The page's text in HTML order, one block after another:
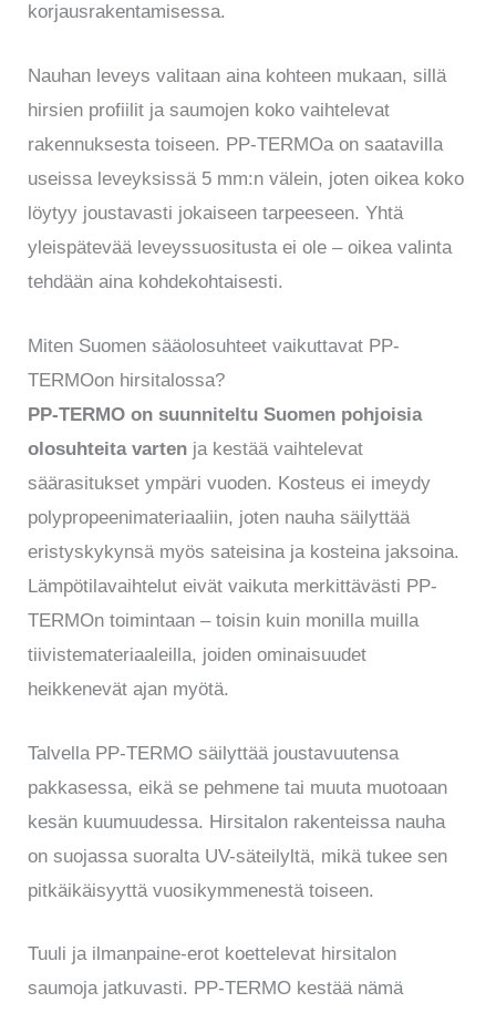
korjausrakentamisessa.
Nauhan leveys valitaan aina kohteen mukaan, sillä
hirsien profiilit ja saumojen koko vaihtelevat
rakennuksesta toiseen. PP-TERMOa on saatavilla
useissa leveyksissä 5 mm:n välein, joten oikea koko
löytyy joustavasti jokaiseen tarpeeseen. Yhtä
yleispätevää leveyssuositusta ei ole – oikea valinta
tehdään aina kohdekohtaisesti.
Miten Suomen sääolosuhteet vaikuttavat PP-
TERMOon hirsitalossa?
PP-TERMO on suunniteltu Suomen pohjoisia
olosuhteita varten ja kestää vaihtelevat
säärasitukset ympäri vuoden. Kosteus ei imeydy
polypropeenimateriaaliin, joten nauha säilyttää
eristyskykynsä myös sateisina ja kosteina jaksoina.
Lämpötilavaihtelut eivät vaikuta merkittävästi PP-
TERMOn toimintaan – toisin kuin monilla muilla
tiivistemateriaaleilla, joiden ominaisuudet
heikkenevät ajan myötä.
Talvella PP-TERMO säilyttää joustavuutensa
pakkasessa, eikä se pehmene tai muuta muotoaan
kesän kuumuudessa. Hirsitalon rakenteissa nauha
on suojassa suoralta UV-säteilyltä, mikä tukee sen
pitkäikäisyyttä vuosikymmenestä toiseen.
Tuuli ja ilmanpaine-erot koettelevat hirsitalon
saumoja jatkuvasti. PP-TERMO kestää nämä